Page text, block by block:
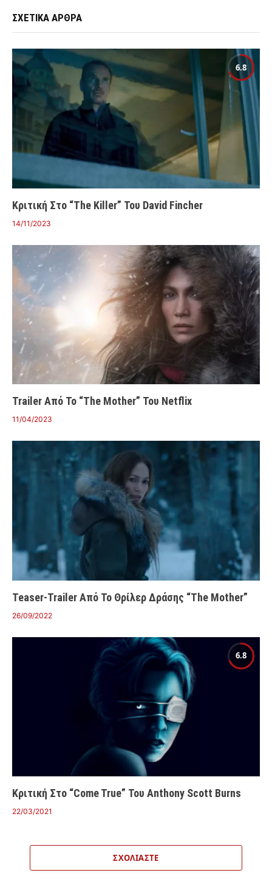
ΣΧΕΤΙΚΑ ΑΡΘΡΑ
6.8
Κριτική Στο “The Killer” Του David Fincher
14/11/2023
Trailer Από Το “The Mother” Του Netflix
11/04/2023
Teaser-Trailer Από Το Θρίλερ Δράσης “The Mother”
26/09/2022
6.8
Κριτική Στο “Come True” Του Anthony Scott Burns
22/03/2021
ΣΧΟΛΙΆΣΤΕ